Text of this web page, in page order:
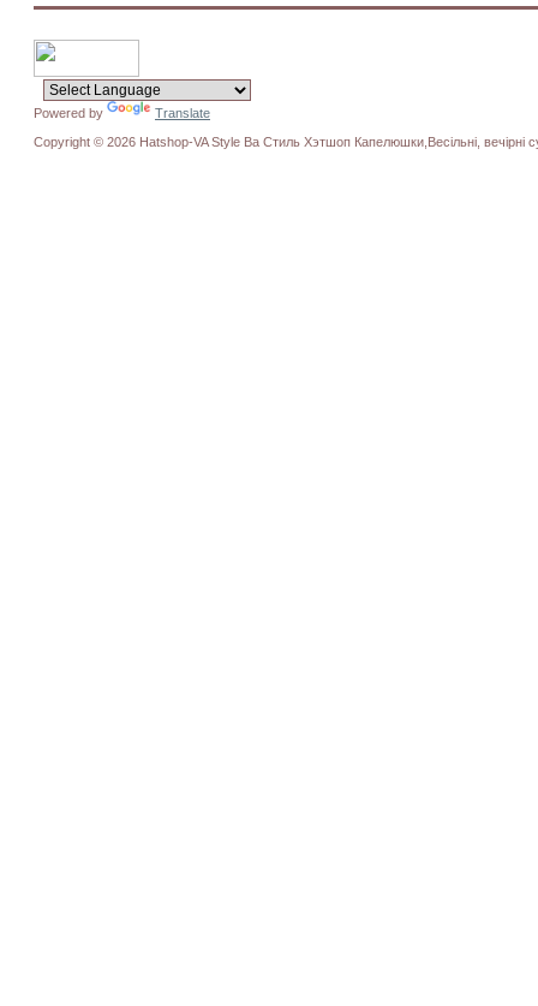
Powered by
Translate
Copyright © 2026 Hatshop-VA Style Ва Стиль Хэтшоп Капелюшки,Весільні, вечірні